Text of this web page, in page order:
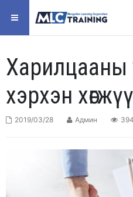
Харилцааны
хэрхэн
2019/03/28 Админ